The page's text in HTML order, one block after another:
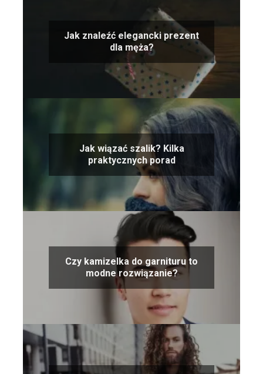
Jak znaleźć elegancki prezent
dla męża?
Jak wiązać szalik? Kilka
praktycznych porad
Czy kamizelka do garnituru to
modne rozwiązanie?